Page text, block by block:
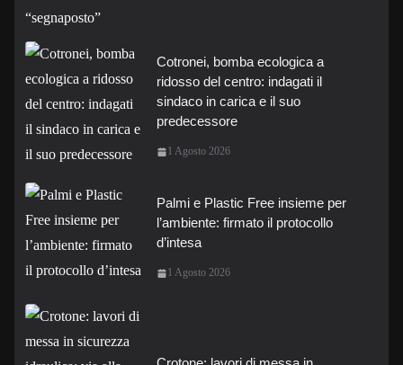
Cotronei, bomba ecologica a
ridosso del centro: indagati il
sindaco in carica e il suo
predecessore
1 Agosto 2026
Palmi e Plastic Free insieme per
l’ambiente: firmato il protocollo
d’intesa
1 Agosto 2026